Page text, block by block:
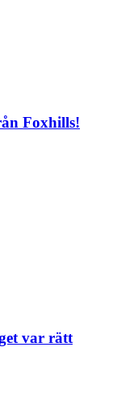
Foxhills!
var rätt